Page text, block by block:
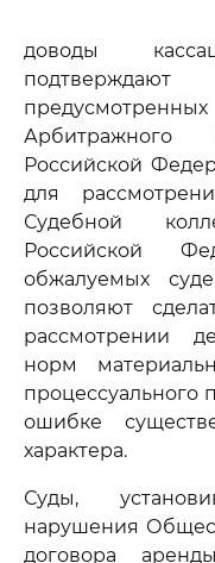
доводы
Арбитражного
Российской
для
Судебной
Российской
обжалуемых
позволяют
рассмотрении
норм
процессуального
ошибке
характера.
Суды,
нарушения
договора